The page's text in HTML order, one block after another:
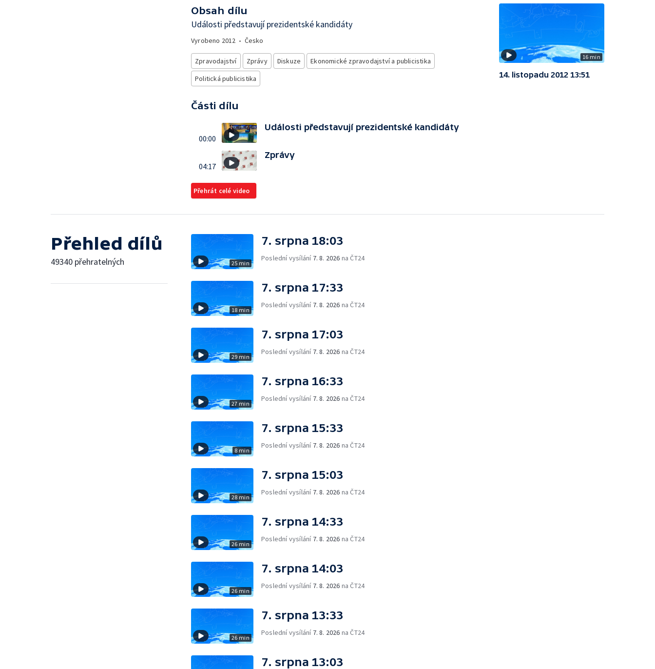
Obsah dílu
Události představují prezidentské kandidáty
Vyrobeno 2012 • Česko
Zpravodajství Zprávy Diskuze
Ekonomické zpravodajství a publicistika
Politická publicistika
Části dílu
00:00
Události představují prezidentské kandidáty
04:17
Zprávy
Přehrát celé video
16 min
14. listopadu 2012 13:51
Přehled dílů
49340 přehratelných 25 min
7. srpna 18:03
Poslední vysílání 7. 8. 2026 na ČT24
18 min
7. srpna 17:33
Poslední vysílání 7. 8. 2026 na ČT24
29 min
7. srpna 17:03
Poslední vysílání 7. 8. 2026 na ČT24
27 min
7. srpna 16:33
Poslední vysílání 7. 8. 2026 na ČT24
8 min
7. srpna 15:33
Poslední vysílání 7. 8. 2026 na ČT24
28 min
7. srpna 15:03
Poslední vysílání 7. 8. 2026 na ČT24
26 min
7. srpna 14:33
Poslední vysílání 7. 8. 2026 na ČT24
26 min
7. srpna 14:03
Poslední vysílání 7. 8. 2026 na ČT24
26 min
7. srpna 13:33
Poslední vysílání 7. 8. 2026 na ČT24
7. srpna 13:03